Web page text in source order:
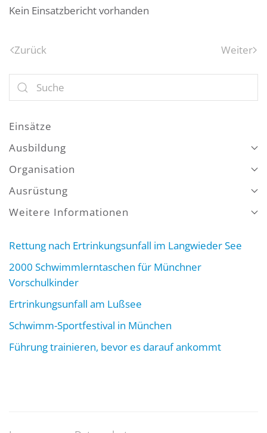
Kein Einsatzbericht vorhanden
Zurück Weiter
Einsätze
Ausbildung
Organisation
Ausrüstung
Weitere Informationen
Rettung nach Ertrinkungsunfall im Langwieder See
2000 Schwimmlerntaschen für Münchner
Vorschulkinder
Ertrinkungsunfall am Lußsee
Schwimm-Sportfestival in München
Führung trainieren, bevor es darauf ankommt